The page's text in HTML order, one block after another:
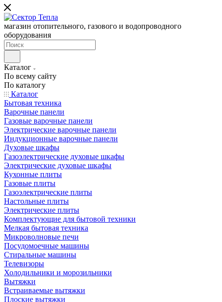
магазин отопительного, газового и водопроводного
оборудования
Каталог
По всему сайту
По каталогу
Каталог
Бытовая техника
Варочные панели
Газовые варочные панели
Электрические варочные панели
Индукционные варочные панели
Духовые шкафы
Газоэлектрические духовые шкафы
Электрические духовые шкафы
Кухонные плиты
Газовые плиты
Газоэлектрические плиты
Настольные плиты
Электрические плиты
Комплектующие для бытовой техники
Мелкая бытовая техника
Микроволновые печи
Посудомоечные машины
Стиральные машины
Телевизоры
Холодильники и морозильники
Вытяжки
Встраиваемые вытяжки
Плоские вытяжки